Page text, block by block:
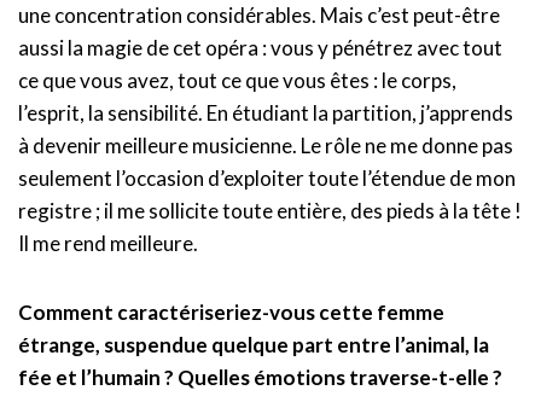
une concentration considérables. Mais c’est peut-être
aussi la magie de cet opéra : vous y pénétrez avec tout
ce que vous avez, tout ce que vous êtes : le corps,
l’esprit, la sensibilité. En étudiant la partition, j’apprends
à devenir meilleure musicienne. Le rôle ne me donne pas
seulement l’occasion d’exploiter toute l’étendue de mon
registre ; il me sollicite toute entière, des pieds à la tête !
Il me rend meilleure.
Comment caractériseriez-vous cette femme
étrange, suspendue quelque part entre l’animal, la
fée et l’humain ? Quelles émotions traverse-t-elle ?